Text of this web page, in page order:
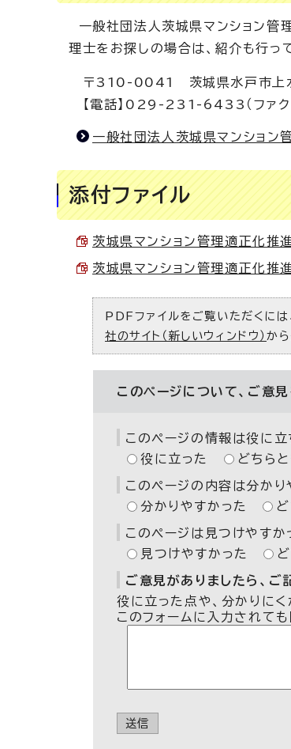
一般社団法人茨城県マンション管
理士をお探しの場合は、紹介も行っ
〒310-0041 茨城県水戸市上
【電話】029-231-6433（ファ
一般社団法人茨城県マンション
添付ファイル
茨城県マンション管理適正化推
茨城県マンション管理適正化
PDFファイルをご覧いただくに
社のサイト（新しいウィンドウ） から
このページについて、ご意
このページの情報は役に立
役に立った
どちら
このページの内容は分かり
分かりやすかった
このページは見つけやすか
見つけやすかった
ご意見がありましたら、ご
役に立った点や、分かりに
このフォームに入力されて
送信